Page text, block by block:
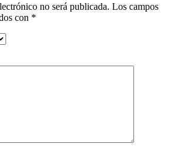
no será publicada. Los campos
con *